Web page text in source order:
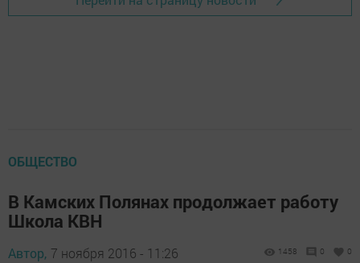
ОБЩЕСТВО
В Камских Полянах продолжает работу
Школа КВН
Автор, 7 ноября 2016 - 11:26 1458 0 0